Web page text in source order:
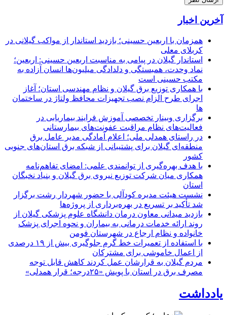
آخرین اخبار
همزمان با اربعین حسینی؛ بازدید استاندار از مواکب گیلانی در
کربلای معلی
استاندار گیلان در پیامی به مناسبت اربعین حسینی: اربعین؛
نماد وحدت، همبستگی و دلدادگی میلیون‌ها انسان آزاده به
مکتب حسینی است
با همکاری توزیع برق گیلان و نظام مهندسی استان؛ آغاز
اجرای طرح الزام نصب تجهیزات محافظ ولتاژ در ساختمان
ها
برگزاری وبینار تخصصی آموزش فرایند بیماریابی در
فعالیت‌های نظام مراقبت عفونت‌های بیمارستانی
در راستای همدلی ملی؛ اعلام آمادگی مدیر عامل برق
منطقه‌ای گیلان برای پشتیبانی از شبكه برق استان‌های جنوبی
كشور
با هدف بهره‌گیری از توانمندی علمی: امضای تفاهم‌نامه
همكاری میان شركت توزیع نیروی برق گیلان و بنیاد نخبگان
استان
نشست هیئت مدیره کودآلی با حضور شهردار رشت برگزار
شد تأکید بر تسریع در بهره‌برداری از پروژه‌ها
بازدید میدانی معاون درمان دانشگاه علوم پزشکی گیلان از
روند ارائه خدمات درمانی به بیماران و نحوه اجرای پزشک
خانواده و نظام ارجاع در شهرستان فومن
با استفاده از تعمیرات خط گرم جلوگیری بیش از ۱۹ درصدی
از اعمال خاموشی برای مشتركان
مردم گیلان به قرارشان عمل کردند كاهش قابل توجه
مصرف برق در استان با پویش «۲۵درجه؛ قرار همدلی»
یادداشت